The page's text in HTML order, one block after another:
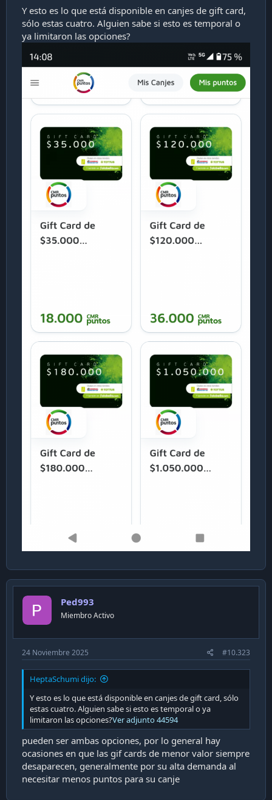
Y esto es lo que está disponible en canjes de gift card,
sólo estas cuatro. Alguien sabe si esto es temporal o
ya limitaron las opciones?
Ped993
Miembro Activo
24 Noviembre 2025 #10.323
HeptaSchumi dijo:
Y esto es lo que está disponible en canjes de gift card, sólo
estas cuatro. Alguien sabe si esto es temporal o ya
limitaron las opciones?Ver adjunto 44594
pueden ser ambas opciones, por lo general hay
ocasiones en que las gif cards de menor valor siempre
desaparecen, generalmente por su alta demanda al
necesitar menos puntos para su canje